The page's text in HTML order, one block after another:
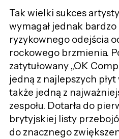
Tak wielki sukces
wymagał jednak
ryzykownego odejścia
rockowego brzmienia.
zatytułowany „OK
jedną z najlepszych
także jedną z
zespołu. Dotarła do
brytyjskiej listy
do znacznego